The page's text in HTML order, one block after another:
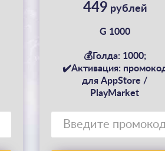
449 рублей
G 1000
💰Голда: 1000;
✔️Активация:
для AppStore /
PlayMarket